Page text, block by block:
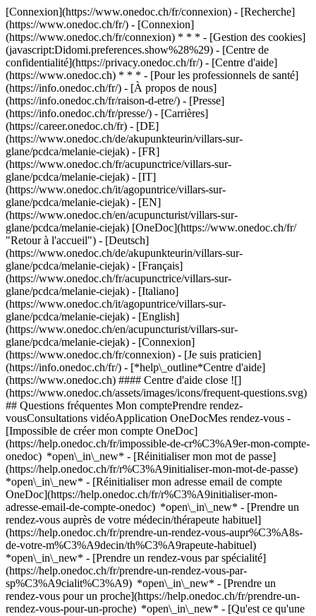
[Connexion](https://www.onedoc.ch/fr/connexion) - [Recherche]
(https://www.onedoc.ch/fr/) - [Connexion]
(https://www.onedoc.ch/fr/connexion) * * * - [Gestion des cookies]
(javascript:Didomi.preferences.show%28%29) - [Centre de
confidentialité](https://privacy.onedoc.ch/fr/) - [Centre d'aide]
(https://www.onedoc.ch) * * * - [Pour les professionnels de santé]
(https://info.onedoc.ch/fr/) - [À propos de nous]
(https://info.onedoc.ch/fr/raison-d-etre/) - [Presse]
(https://info.onedoc.ch/fr/presse/) - [Carrières]
(https://career.onedoc.ch/fr) - [DE]
(https://www.onedoc.ch/de/akupunkteurin/villars-sur-
glane/pcdca/melanie-ciejak) - [FR]
(https://www.onedoc.ch/fr/acupunctrice/villars-sur-
glane/pcdca/melanie-ciejak) - [IT]
(https://www.onedoc.ch/it/agopuntrice/villars-sur-
glane/pcdca/melanie-ciejak) - [EN]
(https://www.onedoc.ch/en/acupuncturist/villars-sur-
glane/pcdca/melanie-ciejak) [OneDoc](https://www.onedoc.ch/fr/
"Retour à l'accueil") - [Deutsch]
(https://www.onedoc.ch/de/akupunkteurin/villars-sur-
glane/pcdca/melanie-ciejak) - [Français]
(https://www.onedoc.ch/fr/acupunctrice/villars-sur-
glane/pcdca/melanie-ciejak) - [Italiano]
(https://www.onedoc.ch/it/agopuntrice/villars-sur-
glane/pcdca/melanie-ciejak) - [English]
(https://www.onedoc.ch/en/acupuncturist/villars-sur-
glane/pcdca/melanie-ciejak) - [Connexion]
(https://www.onedoc.ch/fr/connexion) - [Je suis praticien]
(https://info.onedoc.ch/fr/) - [*help\_outline*Centre d'aide]
(https://www.onedoc.ch) #### Centre d'aide close ![]
(https://www.onedoc.ch/assets/images/icons/frequent-questions.svg)
## Questions fréquentes Mon comptePrendre rendez-
vousConsultations vidéoApplication OneDocMes rendez-vous -
[Impossible de créer mon compte OneDoc]
(https://help.onedoc.ch/fr/impossible-de-cr%C3%A9er-mon-compte-
onedoc) *open\_in\_new* - [Réinitialiser mon mot de passe]
(https://help.onedoc.ch/fr/r%C3%A9initialiser-mon-mot-de-passe)
*open\_in\_new* - [Réinitialiser mon adresse email de compte
OneDoc](https://help.onedoc.ch/fr/r%C3%A9initialiser-mon-
adresse-email-de-compte-onedoc) *open\_in\_new* - [Prendre un
rendez-vous auprès de votre médecin/thérapeute habituel]
(https://help.onedoc.ch/fr/prendre-un-rendez-vous-aupr%C3%A8s-
de-votre-m%C3%A9decin/th%C3%A9rapeute-habituel)
*open\_in\_new* - [Prendre un rendez-vous par spécialité]
(https://help.onedoc.ch/fr/prendre-un-rendez-vous-par-
sp%C3%A9cialit%C3%A9) *open\_in\_new* - [Prendre un
rendez-vous pour un proche](https://help.onedoc.ch/fr/prendre-un-
rendez-vous-pour-un-proche) *open\_in\_new* - [Qu'est ce qu'une